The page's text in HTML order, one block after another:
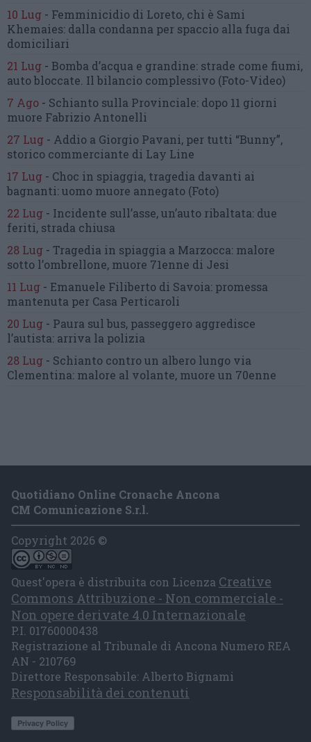
10 Lug - Femminicidio di Loreto, chi è Sami
Khemaies: dalla condanna per spaccio alla fuga dai
domiciliari
21 Lug - Bomba d’acqua e grandine: strade come fiumi,
auto bloccate. Il bilancio complessivo (Foto-Video)
7 Ago - Schianto sulla Provinciale: dopo 11 giorni
muore Fabrizio Antonelli
27 Lug - Addio a Giorgio Pavani, per tutti “Bunny”,
storico commerciante di Lay Line
17 Lug - Choc in spiaggia, tragedia davanti ai
bagnanti:uomo muore annegato (Foto)
22 Lug - Incidente sull’asse, un’auto ribaltata: due
feriti, strada chiusa
28 Lug - Tragedia in spiaggia a Marzocca: malore
sotto l’ombrellone, muore 71enne di Jesi
11 Lug - Emanuele Filiberto di Savoia: promessa
mantenuta per Casa Perticaroli
20 Lug - Paura sul bus, passeggero aggredisce
l’autista: arriva la polizia
28 Lug - Schianto contro un albero lungo via
Clementina: malore al volante, muore un 70enne
Quotidiano Online Cronache Ancona
CM Comunicazione S.r.l.
Copyright 2026 ©
Quest'opera è distribuita con Licenza Creative
Commons Attribuzione - Non commerciale -
Non opere derivate 4.0 Internazionale
P.I. 01760000438
Registrazione al Tribunale di Ancona Numero REA
AN - 210769
Direttore Responsabile: Alberto Bignami
Responsabilità dei contenuti